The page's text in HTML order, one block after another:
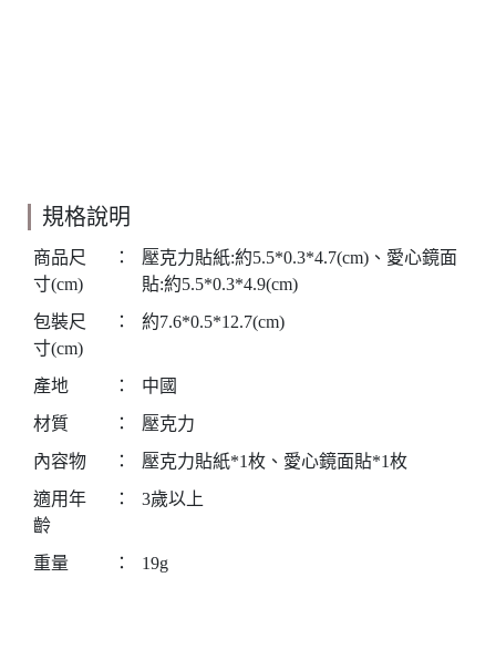
規格說明
商品尺
寸(cm)
：
壓克力貼紙:約5.5*0.3*4.7(cm)、愛心鏡面
貼:約5.5*0.3*4.9(cm)
包裝尺
寸(cm)
： 約7.6*0.5*12.7(cm)
產地 ：
中國
材質
：
壓克力
內容物
：
壓克力貼紙*1枚、愛心鏡面貼*1枚
適用年
齡
： 3歲以上
重量 ： 19g